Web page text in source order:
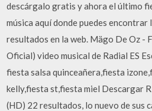
descárgalo gratis y ahora el último
música aquí donde puedes
resultados en la web. Mägo De Oz -
Oficial) video musical de Radial ES
fiesta salsa quinceañera,fiesta
kelly,fiesta st,fiesta miel Descargar
(HD) 22 resultados, lo nuevo de sus